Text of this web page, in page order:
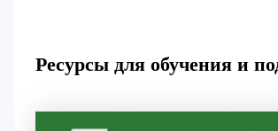
Ресурсы для обучения и